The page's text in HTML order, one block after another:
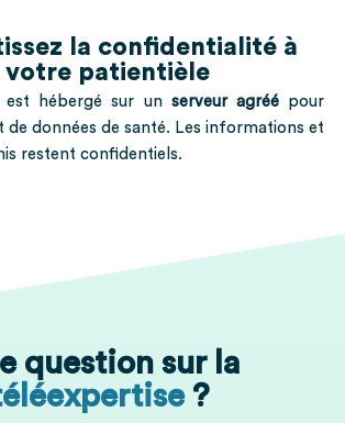
la confidentialité à
votre patientièle
est hébergé sur un serveur agréé pour
de données de santé. Les informations et
restent confidentiels.
question sur la
?